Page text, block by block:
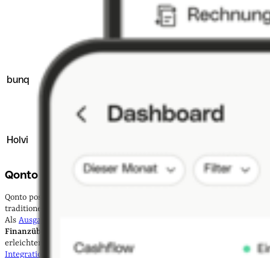
kostenpflichtig ab 9
bunq 3,9
kostenlos erhältlich
7,99 €
Holvi
Qonto
Qonto positioniert sich als
traditionellem Banking bis zu fortschrittlicher
Als Ausgabenmanagement-Software
Finanzübersichten
erleichtert die Buchhaltung durch zentrale Archivierung und
Integrationen mit führenden Buchhaltungssoftwares